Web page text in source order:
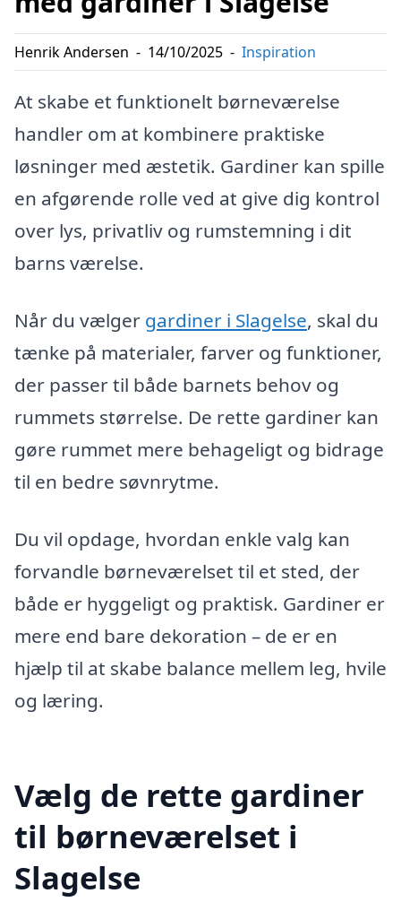
Henrik Andersen - 14/10/2025 - Inspiration
At skabe et funktionelt børneværelse
handler om at kombinere praktiske
løsninger med æstetik. Gardiner kan spille
en afgørende rolle ved at give dig kontrol
over lys, privatliv og rumstemning i dit
barns værelse.
Når du vælger gardiner i Slagelse, skal du
tænke på materialer, farver og funktioner,
der passer til både barnets behov og
rummets størrelse. De rette gardiner kan
gøre rummet mere behageligt og bidrage
til en bedre søvnrytme.
Du vil opdage, hvordan enkle valg kan
forvandle børneværelset til et sted, der
både er hyggeligt og praktisk. Gardiner er
mere end bare dekoration – de er en
hjælp til at skabe balance mellem leg, hvile
og læring.
Vælg de rette gardiner
til børneværelset i
Slagelse